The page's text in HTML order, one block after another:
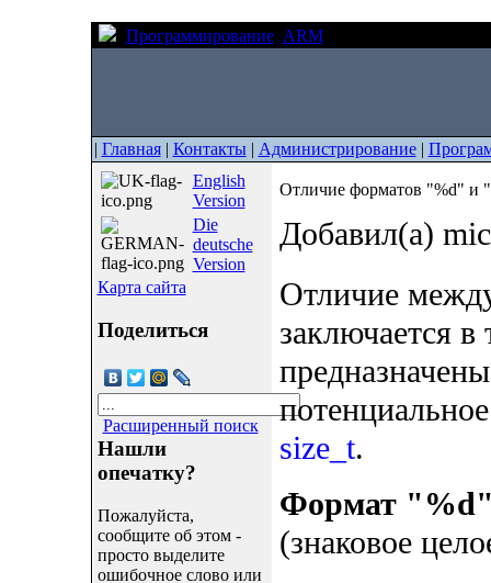
Программирование ARM
| Главная| Контакты| Администрирование|
English
Version
Die
deutsche
Version
Карта сайта
Поделиться
Расширенный поиск
Нашли
опечатку?
Пожалуйста,
сообщите об этом -
просто выделите
ошибочное слово или
Отличие форматов "%d" и
Добавил(а)
Отличие
заключается
size_t.
Формат
(знаковое